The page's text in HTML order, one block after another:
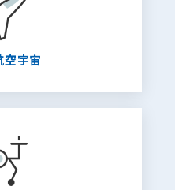
空宇宙